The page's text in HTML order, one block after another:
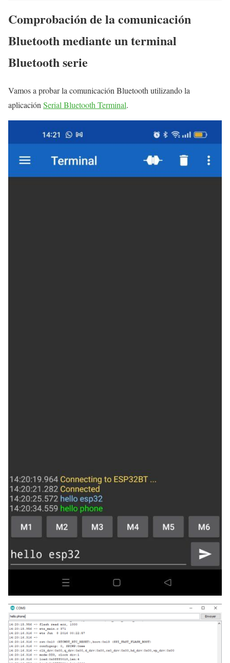
Comprobación de la comunicación
Bluetooth mediante un terminal
Bluetooth serie
Vamos a probar la comunicación Bluetooth utilizando la
aplicación Serial Bluetooth Terminal.